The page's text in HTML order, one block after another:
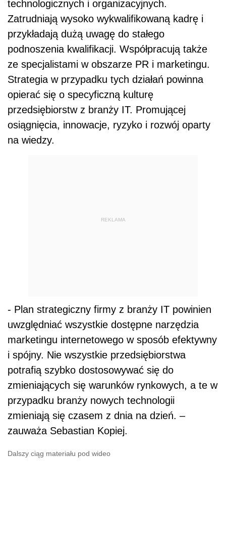
technologicznych i organizacyjnych.
Zatrudniają wysoko wykwalifikowaną kadrę i
przykładają dużą uwagę do stałego
podnoszenia kwalifikacji. Współpracują także
ze specjalistami w obszarze PR i marketingu.
Strategia w przypadku tych działań powinna
opierać się o specyficzną kulturę
przedsiębiorstw z branży IT. Promującej
osiągnięcia, innowacje, ryzyko i rozwój oparty
na wiedzy.
REKLAMA
- Plan strategiczny firmy z branży IT powinien
uwzględniać wszystkie dostępne narzędzia
marketingu internetowego w sposób efektywny
i spójny. Nie wszystkie przedsiębiorstwa
potrafią szybko dostosowywać się do
zmieniających się warunków rynkowych, a te w
przypadku branży nowych technologii
zmieniają się czasem z dnia na dzień. –
zauważa Sebastian Kopiej.
Dalszy ciąg materiału pod wideo